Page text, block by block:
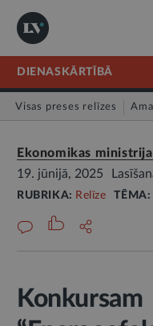
DIENASKĀRTĪBĀ
Visas preses relīzes
Ekonomikas ministrija
19. jūnijā, 2025
RUBRIKA: Relīze TĒMA:
Konkursam